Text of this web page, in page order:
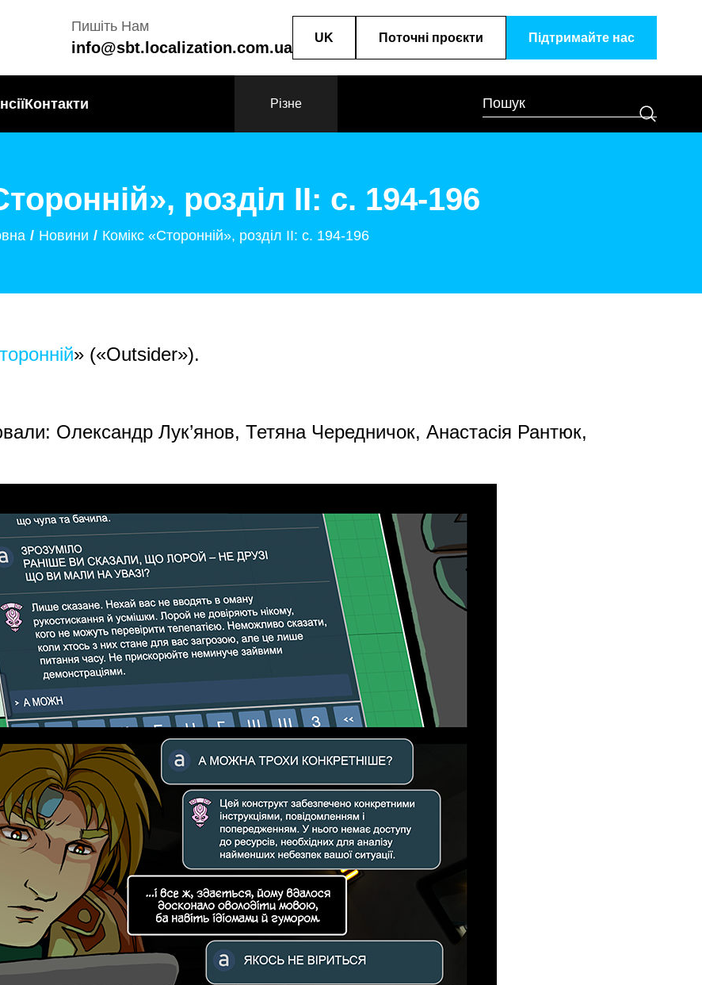
Пишіть Нам
info@sbt.localization.com.ua
UK Поточні проєкти Підтримайте наc
Контакти Різне
розділ II: с. 194-196
Новини Комікс «Сторонній», розділ II: с. 194-196
» («Outsider»).
Олександр Лук’янов, Тетяна Чередничок, Анастасія Рантюк,